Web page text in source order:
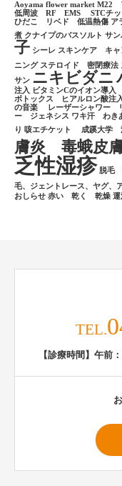
Aoyama flower market M22
低周波 RF EMS
STCチ
ひだこ リベド 低温熱傷 ア
煮 クナイプのバスソルト サ
子 シーレ スキンケア キ
ニング ステロイド 密閉療法
サン ニキビダニ
注入
ビタミンCのイオン導
ボトックス ヒアルロン酸注入
の音楽
レーザーシャワー
ー ジェネシス ワキ汗 わき
り 咳エチケット 成蹊大学
膚炎 毒蛾皮
乏性湿疹 脱毛
毛、ジェントレース、ヤグ、
おしらせ 赤い 乾く 乾燥
TEL.
【診療時間】午前